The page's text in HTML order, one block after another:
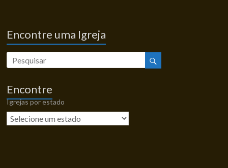
Encontre uma Igreja
Encontre
Igrejas por estado